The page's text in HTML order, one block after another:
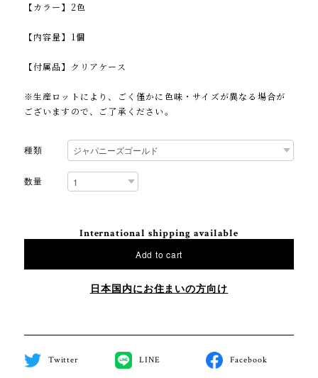
【カラー】2色
【内容量】1個
【付属品】クリアケース
※生産ロットにより、ごく僅かに色味・サイズが異なる場合が
ございますので、ご了承ください。
種類
数量
International shipping available
Add to cart
日本国内にお住まいの方向け
Twitter LINE Facebook